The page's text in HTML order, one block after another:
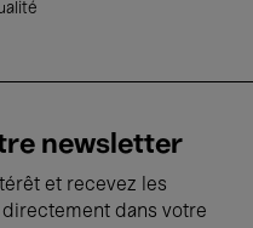
newsletter
et recevez les
dans votre